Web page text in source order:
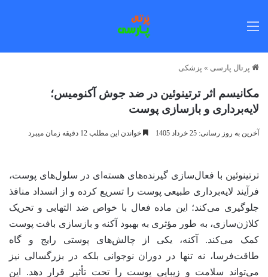
پرتال پارسی » پزشکی
مکانیسم اثر ترتینوئین در ضد جوش آکنومیس؛
لایه‌برداری و بازسازی پوست
آخرین به روز رسانی: 25 خرداد 1405 خواندن این مطلب 12 دقیقه زمان میبرد
ترتینوئین با فعال‌سازی گیرنده‌های هسته‌ای در سلول‌های پوست،
فرآیند لایه‌برداری طبیعی پوست را تسریع کرده و از انسداد منافذ
جلوگیری می‌کند؛ این ماده فعال با خواص ضد التهابی و تحریک
کلاژن‌سازی، به طور مؤثری به بهبود آکنه و بازسازی بافت پوست
کمک می‌کند. آکنه، یکی از چالش‌های پوستی رایج و گاه
طاقت‌فرسا، نه تنها در دوران نوجوانی بلکه در بزرگسالی نیز
می‌تواند سلامت و زیبایی پوست را تحت تأثیر قرار دهد. این